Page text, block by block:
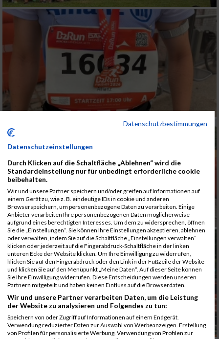
Datenschutzbestimmungen
Datenschutzeinstellungen
Durch Klicken auf die Schaltfläche „Ablehnen“ wird die
Standardeinstellung nur für unbedingt erforderliche cookie
beibehalten.
Wir und unsere Partner speichern und/oder greifen auf Informationen auf
einem Gerät zu, wie z. B. eindeutige IDs in cookie und anderen
Browserspeichern, um personenbezogene Daten zu verarbeiten. Einige
Anbieter verarbeiten Ihre personenbezogenen Daten möglicherweise
aufgrund eines berechtigten Interesses. Um dem zu widersprechen, öffnen
Sie die „Einstellungen“. Sie können Ihre Einstellungen akzeptieren, ablehnen
oder verwalten, indem Sie auf die Schaltfläche „Einstellungen verwalten“
klicken oder jederzeit auf die Fingerabdruck-Schaltfläche in der linken
unteren Ecke der Website klicken. Um Ihre Einwilligung zu widerrufen,
klicken Sie auf den Fingerabdruck oder den Link in der Fußzeile der Website
und klicken Sie auf den Menüpunkt „Meine Daten“. Auf dieser Seite können
Sie Ihre Einwilligung widerrufen. Diese Entscheidungen werden unseren
Partnern mitgeteilt und haben keinen Einfluss auf die Browserdaten.
Wir und unsere Partner verarbeiten Daten, um die Leistung
der Website zu analysieren und Folgendes zu tun:
Speichern von oder Zugriff auf Informationen auf einem Endgerät.
Verwendung reduzierter Daten zur Auswahl von Werbeanzeigen. Erstellung
von Profilen für personalisierte Werbung. Verwendung von Profilen zur